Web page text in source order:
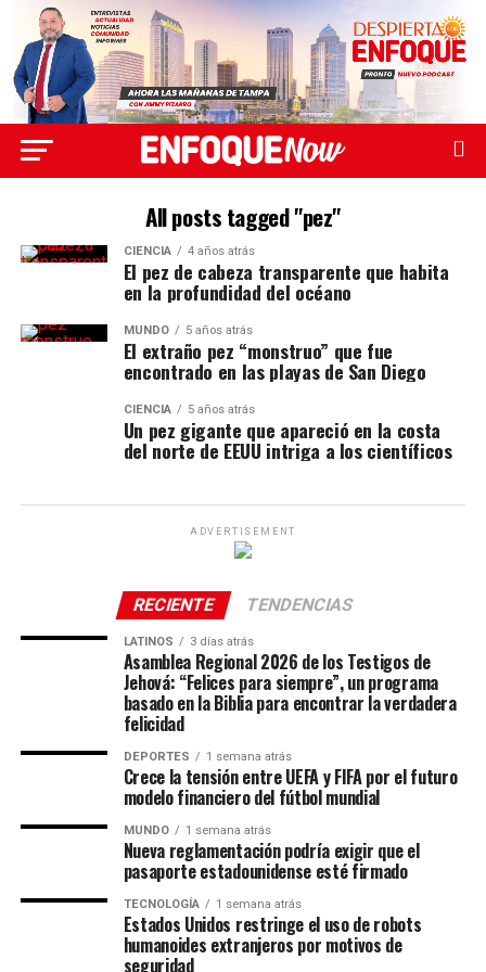
All posts tagged "pez"
CIENCIA 4 años atrás
El pez de cabeza transparente que habita
en la profundidad del océano
MUNDO 5 años atrás
El extraño pez “monstruo” que fue
encontrado en las playas de San Diego
CIENCIA 5 años atrás
Un pez gigante que apareció en la costa
del norte de EEUU intriga a los científicos
ADVERTISEMENT
RECIENTE TENDENCIAS
LATINOS 3 días atrás
Asamblea Regional 2026 de los Testigos de
Jehová: “Felices para siempre”, un programa
basado en la Biblia para encontrar la verdadera
felicidad
DEPORTES 1 semana atrás
Crece la tensión entre UEFA y FIFA por el futuro
modelo financiero del fútbol mundial
MUNDO 1 semana atrás
Nueva reglamentación podría exigir que el
pasaporte estadounidense esté firmado
TECNOLOGÍA 1 semana atrás
Estados Unidos restringe el uso de robots
humanoides extranjeros por motivos de
seguridad